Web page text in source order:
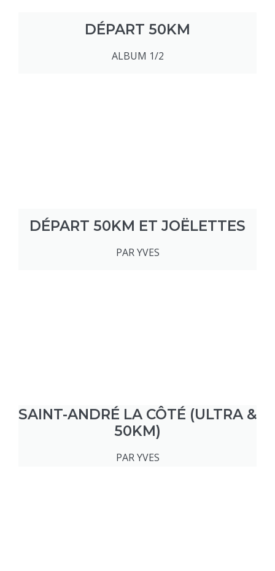
DÉPART 50KM
ALBUM 1/2
DÉPART 50KM ET JOËLETTES
PAR YVES
SAINT-ANDRÉ LA CÔTÉ (ULTRA &
50KM)
PAR YVES